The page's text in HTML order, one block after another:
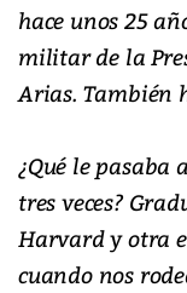
hace unos 25
militar de la
Arias. También
¿Qué le pasaba
tres veces?
Harvard y otra
cuando nos